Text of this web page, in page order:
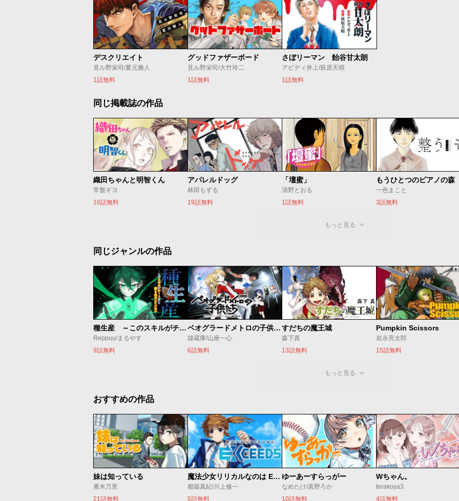
デスクリエイト
見ル野栄司/夏元雅人
1話無料
グッドファザーボード
見ル野栄司/大竹玲二
1話無料
さぼリーマン 飴谷甘太朗
アビディ井上/萩原天晴
1話無料
同じ掲載誌の作品
織田ちゃんと明智くん
常盤ギヨ
16話無料
アパレルドッグ
林田もずる
19話無料
「壇蜜」
清野とおる
1話無料
一色まこと
3話無料
もっと見る
同じジャンルの作品
種生産 ～このスキルがチートだとまだ誰も気付いていない～
Reppuu/まるやす
9話無料
ベオグラードメトロの子供たち
隷蔵庫/山座一心
6話無料
すだちの魔王城
森下真
13話無料
Pumpkin Scissors
岩永亮太郎
15話無料
もっと見る
おすすめの作品
妹は知っている
雁木万里
21話無料
魔法少女リリカルなのは EXCEEDS
都築真紀/川上修一
5話無料
ゆーあーすらっがー
なめたけ/真野ろか
10話無料
Wちゃん。
terakoya3
4話無料